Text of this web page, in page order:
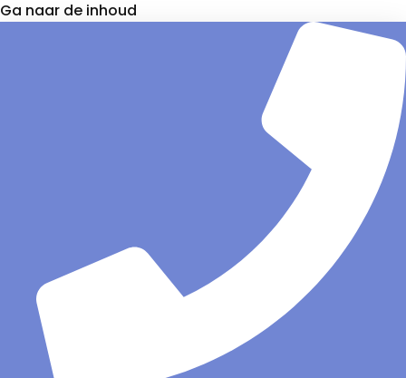
Ga naar de inhoud